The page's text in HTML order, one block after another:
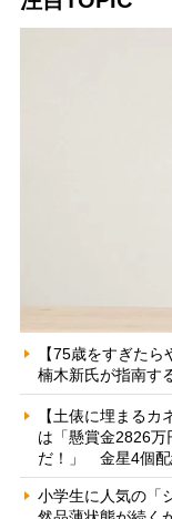
【75歳をすぎた
楠木新氏が指南す
【土俵に埋まる
は「懸賞金2826万
だ！」 金星4個配
小学生に人気の「